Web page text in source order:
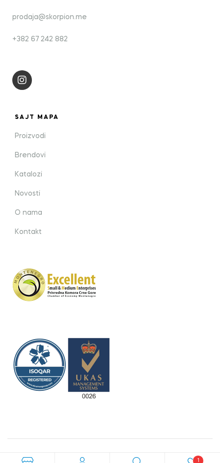
prodaja@skorpion.me
+382 67 242 882
SAJT MAPA
Proizvodi
Brendovi
Katalozi
Novosti
O nama
Kontakt
Crafted with love by bild studio 1